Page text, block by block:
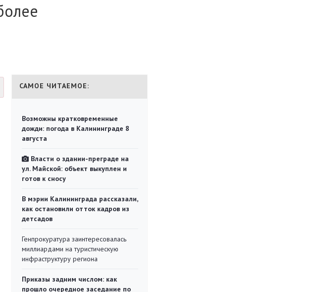
САМОЕ ЧИТАЕМОЕ:
Возможны кратковременные
дожди: погода в Калининграде 8
августа
Власти о здании-преграде на
ул. Майской: объект выкуплен и
готов к сносу
В мэрии Калининграда рассказали,
как остановили отток кадров из
детсадов
Генпрокуратура заинтересовалась
миллиардами на туристическую
инфраструктуру региона
Приказы задним числом: как
прошло очередное заседание по